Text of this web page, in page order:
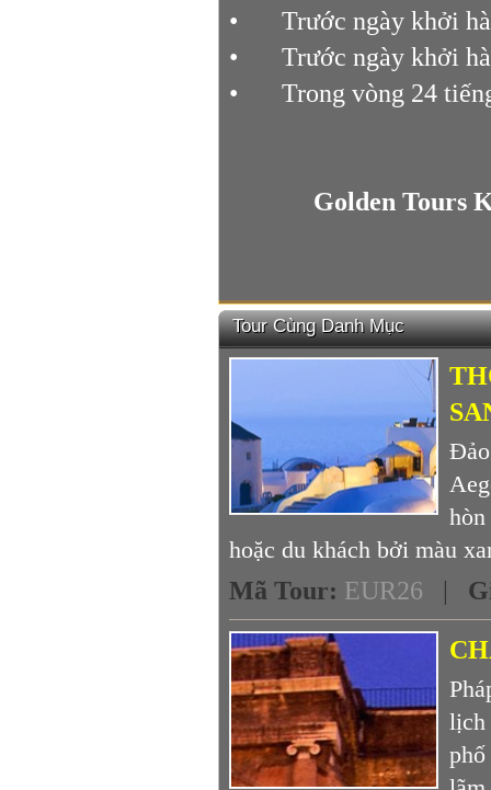
•
Trước ngày khởi
•
Trước ngày khởi
•
Trong vòng 24
Golden Tours
Tour Cùng Danh Mục
hoặc du khách bởi màu
Mã Tour: EUR26 |
lịch